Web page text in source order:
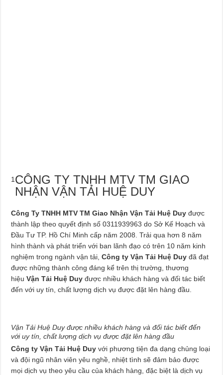
1 CÔNG TY TNHH MTV TM GIAO
NHẬN VẬN TẢI HUỆ DUY
Công Ty TNHH MTV TM Giao Nhận Vận Tải Huệ Duy được
thành lập theo quyết định số 0311939963 do Sở Kế Hoạch và
Đầu Tư TP. Hồ Chí Minh cấp năm 2008. Trải qua hơn 8 năm
hình thành và phát triển với ban lãnh đạo có trên 10 năm kinh
nghiệm trong ngành vận tải,Công ty Vận Tải Huệ Duy đã đạt
được những thành công đáng kể trên thị trường, thương
hiệuVận Tải Huệ Duy được nhiều khách hàng và đối tác biết
đến với uy tín, chất lượng dịch vụ được đặt lên hàng đầu.
Vận Tải Huệ Duy được nhiều khách hàng và đối tác biết đến
với uy tín, chất lượng dịch vụ được đặt lên hàng đầu
Công ty Vận Tải Huệ Duy với phương tiện đa dạng chủng loại
và đội ngũ nhân viên yêu nghề, nhiệt tình sẽ đảm bảo được
mọi dịch vụ theo yêu cầu của khách hàng, đặc biệt là dịch vụ